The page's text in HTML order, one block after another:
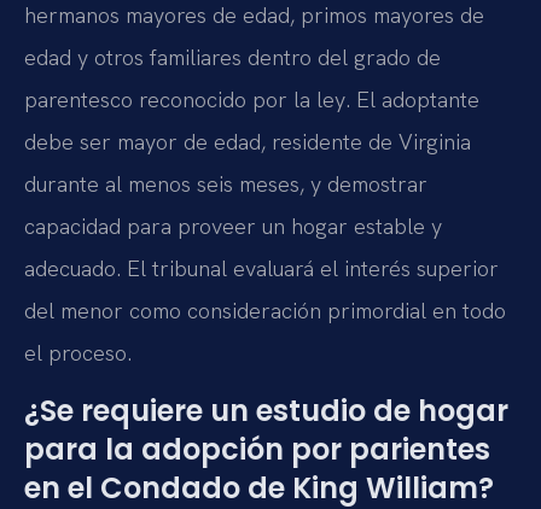
hermanos mayores de edad, primos mayores de
edad y otros familiares dentro del grado de
parentesco reconocido por la ley. El adoptante
debe ser mayor de edad, residente de Virginia
durante al menos seis meses, y demostrar
capacidad para proveer un hogar estable y
adecuado. El tribunal evaluará el interés superior
del menor como consideración primordial en todo
el proceso.
¿Se requiere un estudio de hogar
para la adopción por parientes
en el Condado de King William?